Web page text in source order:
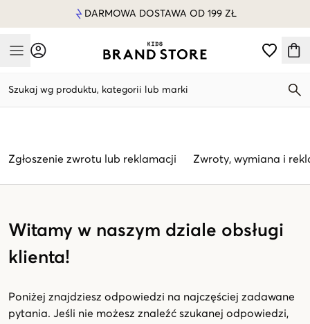
DARMOWA DOSTAWA OD 199 ZŁ
Mobile Menu
Szukaj wg produktu, kategorii lub marki
Zgłoszenie zwrotu lub reklamacji Zwroty, wymiana i
Witamy w naszym dziale obsługi
klienta!
Poniżej znajdziesz odpowiedzi na najczęściej zadawane
pytania. Jeśli nie możesz znaleźć szukanej odpowiedzi,